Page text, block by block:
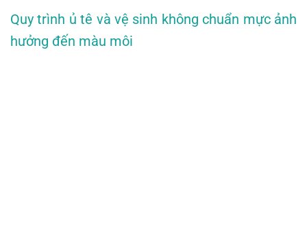
Quy trình ủ tê và vệ sinh không chuẩn mực ảnh
hưởng đến màu môi